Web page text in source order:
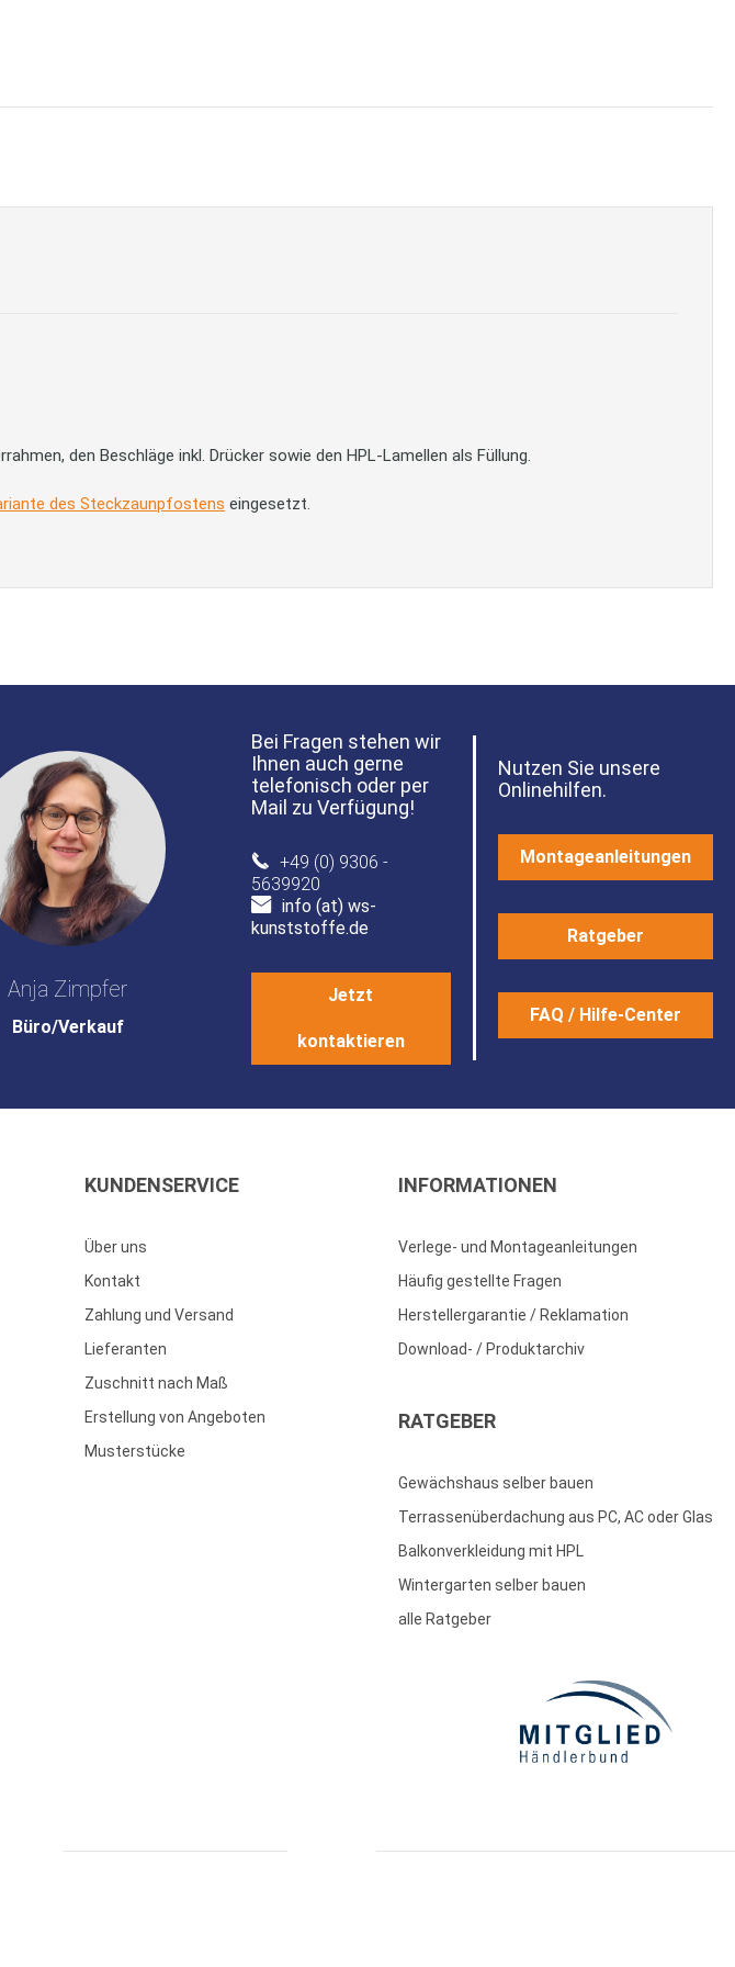
den Beschläge inkl. Drücker sowie den HPL-Lamellen als Füllung.
des Steckzaunpfostens eingesetzt.
Anja Zimpfer
Büro/Verkauf
Bei Fragen stehen wir
Ihnen auch gerne
telefonisch oder per
Mail zu Verfügung!
+49 (0) 9306 -
5639920
info (at) ws-
kunststoffe.de
Jetzt
kontaktieren
Nutzen Sie unsere
Onlinehilfen.
Montageanleitungen
Ratgeber
FAQ / Hilfe-Center
KUNDENSERVICE
Über uns
Kontakt
Zahlung und Versand
Lieferanten
Zuschnitt nach Maß
Erstellung von Angeboten
Musterstücke
INFORMATIONEN
Verlege- und Montageanleitungen
Häufig gestellte Fragen
Herstellergarantie / Reklamation
Download- / Produktarchiv
RATGEBER
Gewächshaus selber bauen
Terrassenüberdachung aus PC, AC oder Glas
Balkonverkleidung mit HPL
Wintergarten selber bauen
alle Ratgeber